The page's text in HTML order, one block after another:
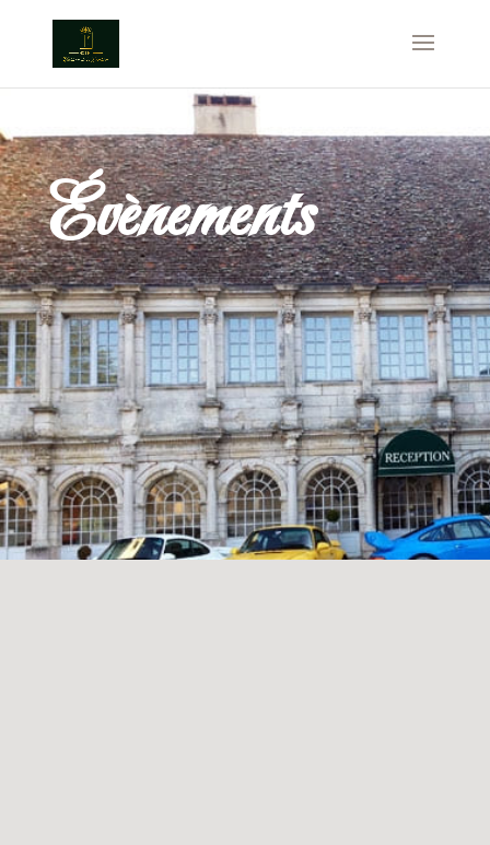
Évènements